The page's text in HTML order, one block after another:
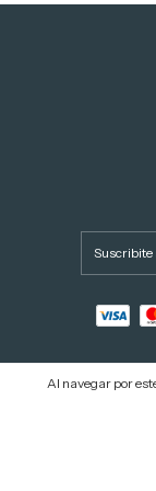
Al navegar por
Copyright